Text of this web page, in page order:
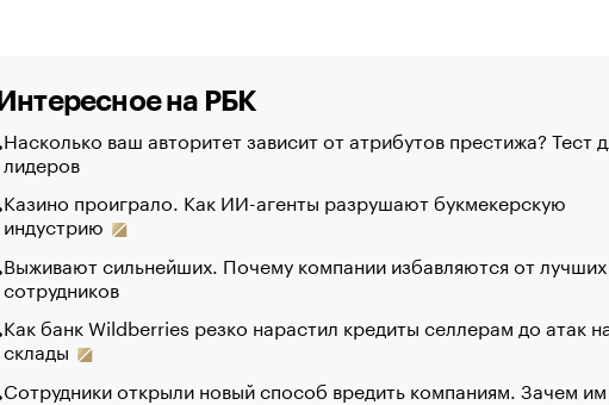
Интересное на РБК
Насколько ваш авторитет зависит от атрибутов престижа? Тест
лидеров
Казино проиграло. Как ИИ-агенты разрушают букмекерскую
индустрию
Выживают сильнейших. Почему компании избавляются от лучших
сотрудников
Как банк Wildberries резко нарастил кредиты селлерам до атак
склады
Сотрудники открыли новый способ вредить компаниям. Зачем